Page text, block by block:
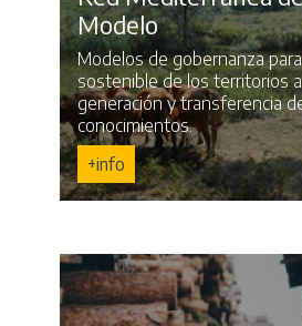
Modelo
Modelos de gobernanza
sostenible de los territorios
generación y transferencia
conocimientos.
+info